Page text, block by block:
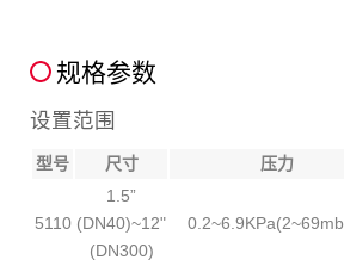
规格参数
设置范围
型号 尺寸 压力
5110
1.5”
(DN40)~12"
(DN300)